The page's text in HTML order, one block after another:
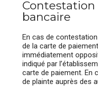
bancaire
En cas de
de la carte de
immédiatement
indiqué par
carte de paiement. En
de plainte auprès des